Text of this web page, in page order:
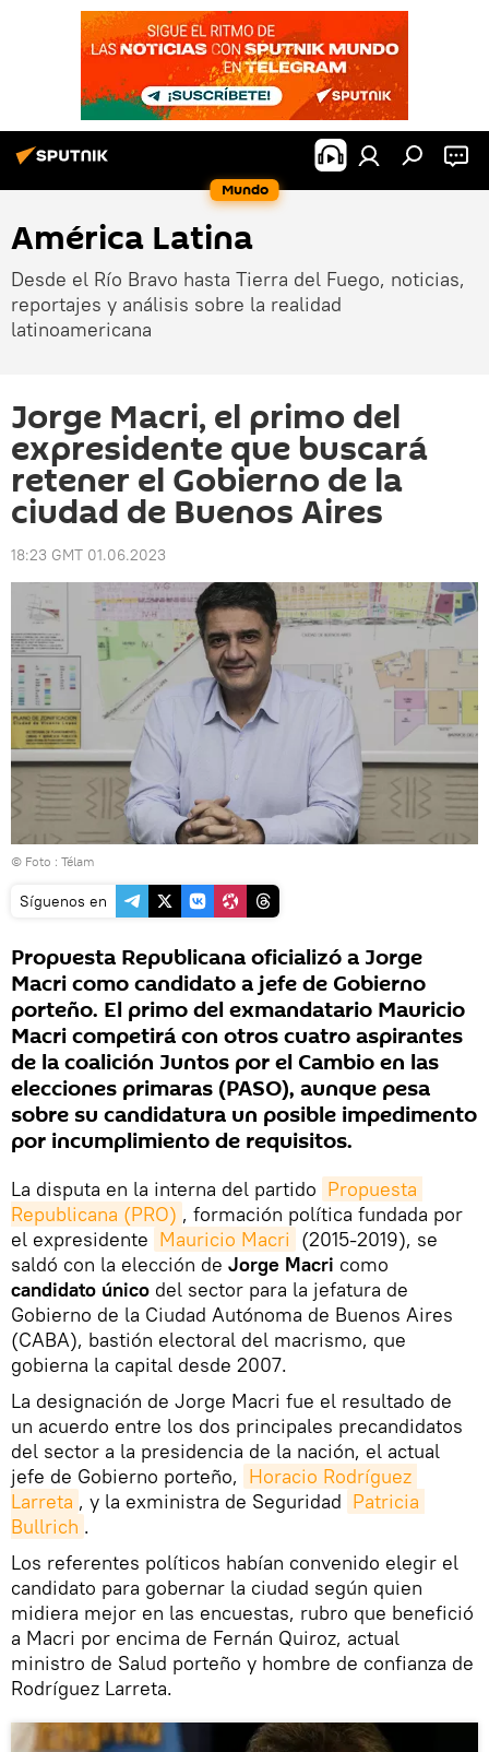
Mundo
América Latina
Desde el Río Bravo hasta Tierra del Fuego, noticias,
reportajes y análisis sobre la realidad
latinoamericana
Jorge Macri, el primo del
expresidente que buscará
retener el Gobierno de la
ciudad de Buenos Aires
18:23 GMT 01.06.2023
© Foto : Télam
Síguenos en
Propuesta Republicana oficializó a Jorge
Macri como candidato a jefe de Gobierno
porteño. El primo del exmandatario Mauricio
Macri competirá con otros cuatro aspirantes
de la coalición Juntos por el Cambio en las
elecciones primaras (PASO), aunque pesa
sobre su candidatura un posible impedimento
por incumplimiento de requisitos.
La disputa en la interna del partido Propuesta
Republicana (PRO) , formación política fundada por
el expresidente Mauricio Macri (2015-2019), se
saldó con la elección de Jorge Macri como
candidato único del sector para la jefatura de
Gobierno de la Ciudad Autónoma de Buenos Aires
(CABA), bastión electoral del macrismo, que
gobierna la capital desde 2007.
La designación de Jorge Macri fue el resultado de
un acuerdo entre los dos principales precandidatos
del sector a la presidencia de la nación, el actual
jefe de Gobierno porteño, Horacio Rodríguez
Larreta , y la exministra de Seguridad Patricia
Bullrich .
Los referentes políticos habían convenido elegir el
candidato para gobernar la ciudad según quien
midiera mejor en las encuestas, rubro que benefició
a Macri por encima de Fernán Quiroz, actual
ministro de Salud porteño y hombre de confianza de
Rodríguez Larreta.